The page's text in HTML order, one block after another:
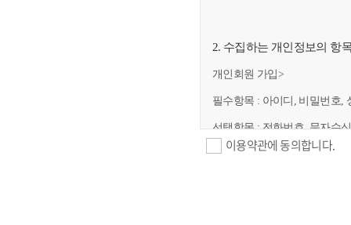
2. 수집하는 개인정보의 항
개인회원 가입>
필수항목 : 아이디, 비밀번호,
선택항목 : 전화번호, 문자수
이용약관에 동의합니다.